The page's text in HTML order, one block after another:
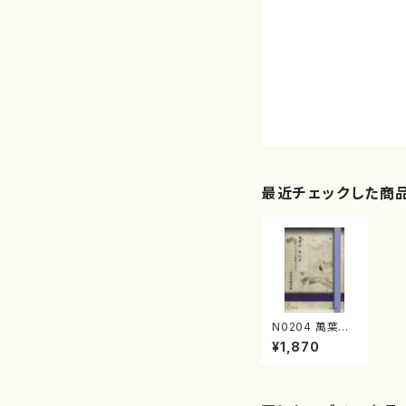
最近チェックした商
N0204 萬葉
抄 其之壹（マリ
ンバ/中村茂隆/
¥1,870